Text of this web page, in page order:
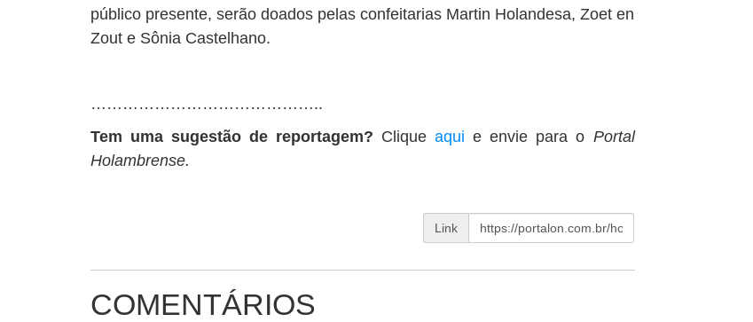
público presente, serão doados pelas confeitarias Martin Holandesa, Zoet en
Zout e Sônia Castelhano.
……………………………………..
Tem uma sugestão de reportagem? Cliqueaquie envie para o Portal
Holambrense.
Link
COMENTÁRIOS